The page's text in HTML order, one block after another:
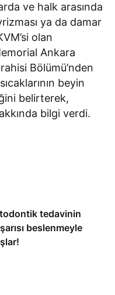
ve halk arasında
ya da damar
olan
Ankara
Bölümü’nden
beyin
belirterek,
bilgi verdi.
tedavinin
beslenmeyle